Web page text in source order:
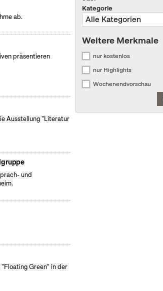
ab.
präsentieren
Ausstellung "Literatur
und
Green" in der
Kategorie
Weitere Merkmale
nur kostenlos
nur Highlights
Wochenendvorschau